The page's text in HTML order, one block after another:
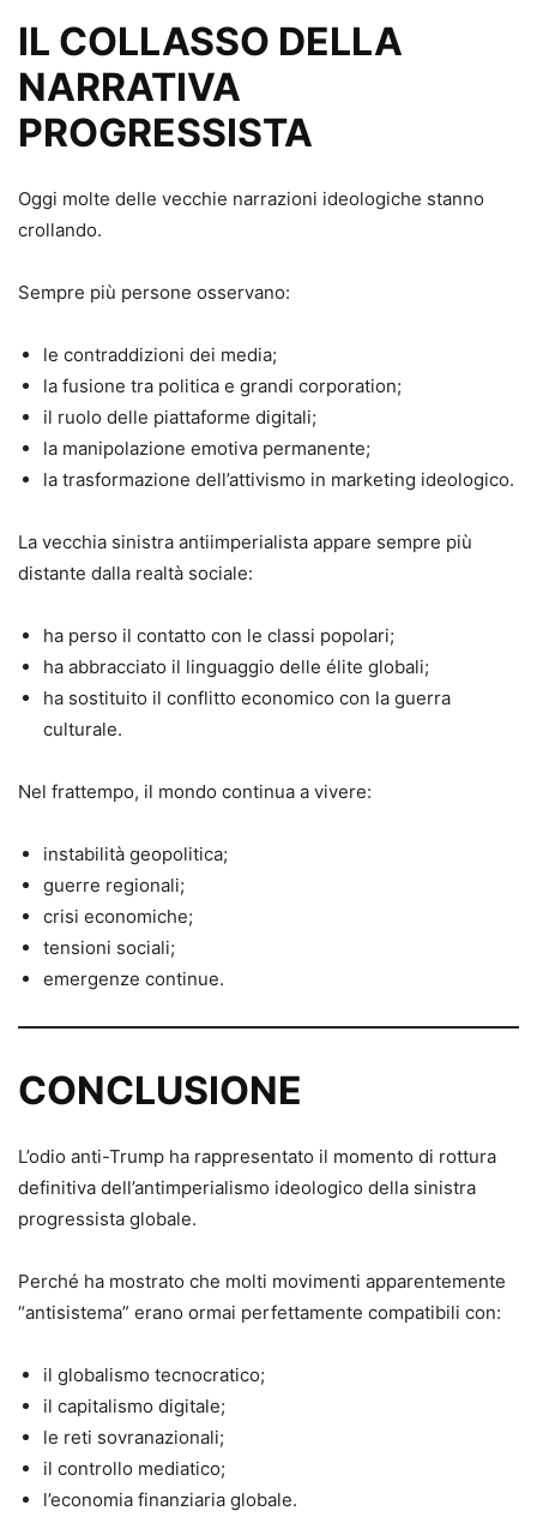
IL COLLASSO DELLA
NARRATIVA
PROGRESSISTA
Oggi molte delle vecchie narrazioni ideologiche stanno
crollando.
Sempre più persone osservano:
le contraddizioni dei media;
la fusione tra politica e grandi corporation;
il ruolo delle piattaforme digitali;
la manipolazione emotiva permanente;
la trasformazione dell’attivismo in marketing ideologico.
La vecchia sinistra antiimperialista appare sempre più
distante dalla realtà sociale:
ha perso il contatto con le classi popolari;
ha abbracciato il linguaggio delle élite globali;
ha sostituito il conflitto economico con la guerra
culturale.
Nel frattempo, il mondo continua a vivere:
instabilità geopolitica;
guerre regionali;
crisi economiche;
tensioni sociali;
emergenze continue.
CONCLUSIONE
L’odio anti-Trump ha rappresentato il momento di rottura
definitiva dell’antimperialismo ideologico della sinistra
progressista globale.
Perché ha mostrato che molti movimenti apparentemente
“antisistema” erano ormai perfettamente compatibili con:
il globalismo tecnocratico;
il capitalismo digitale;
le reti sovranazionali;
il controllo mediatico;
l’economia finanziaria globale.